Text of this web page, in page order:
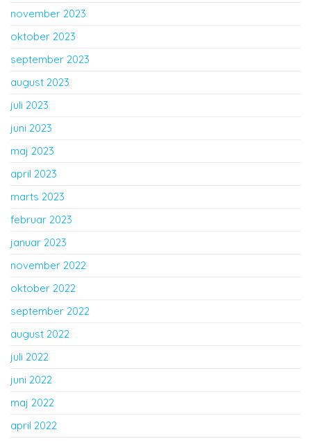
november 2023
oktober 2023
september 2023
august 2023
juli 2023
juni 2023
maj 2023
april 2023
marts 2023
februar 2023
januar 2023
november 2022
oktober 2022
september 2022
august 2022
juli 2022
juni 2022
maj 2022
april 2022